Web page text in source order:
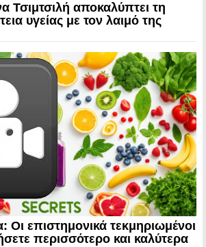
Τσιμτσιλή αποκαλύπτει τη
υγείας με τον λαιμό της
Οι επιστημονικά τεκμηριωμένοι
περισσότερο και καλύτερα